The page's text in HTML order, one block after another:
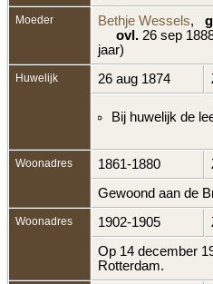
Moeder Bethje Wessels,
ovl. 26 sep
jaar)
Huwelijk 26 aug 1874
Bij huwelijk de
Woonadres 1861-1880
Gewoond aan de
Woonadres 1902-1905
Op 14 december
Rotterdam.